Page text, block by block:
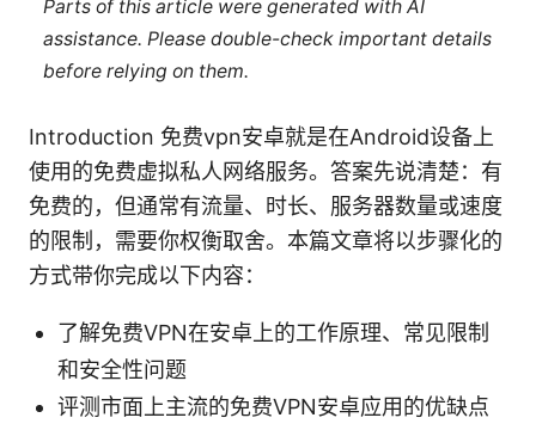
Parts of this article were generated with AI
assistance. Please double-check important details
before relying on them.
Introduction 免费vpn安卓就是在Android设备上
使用的免费虚拟私人网络服务。答案先说清楚：有
免费的，但通常有流量、时长、服务器数量或速度
的限制，需要你权衡取舍。本篇文章将以步骤化的
方式带你完成以下内容：
了解免费VPN在安卓上的工作原理、常见限制
和安全性问题
评测市面上主流的免费VPN安卓应用的优缺点